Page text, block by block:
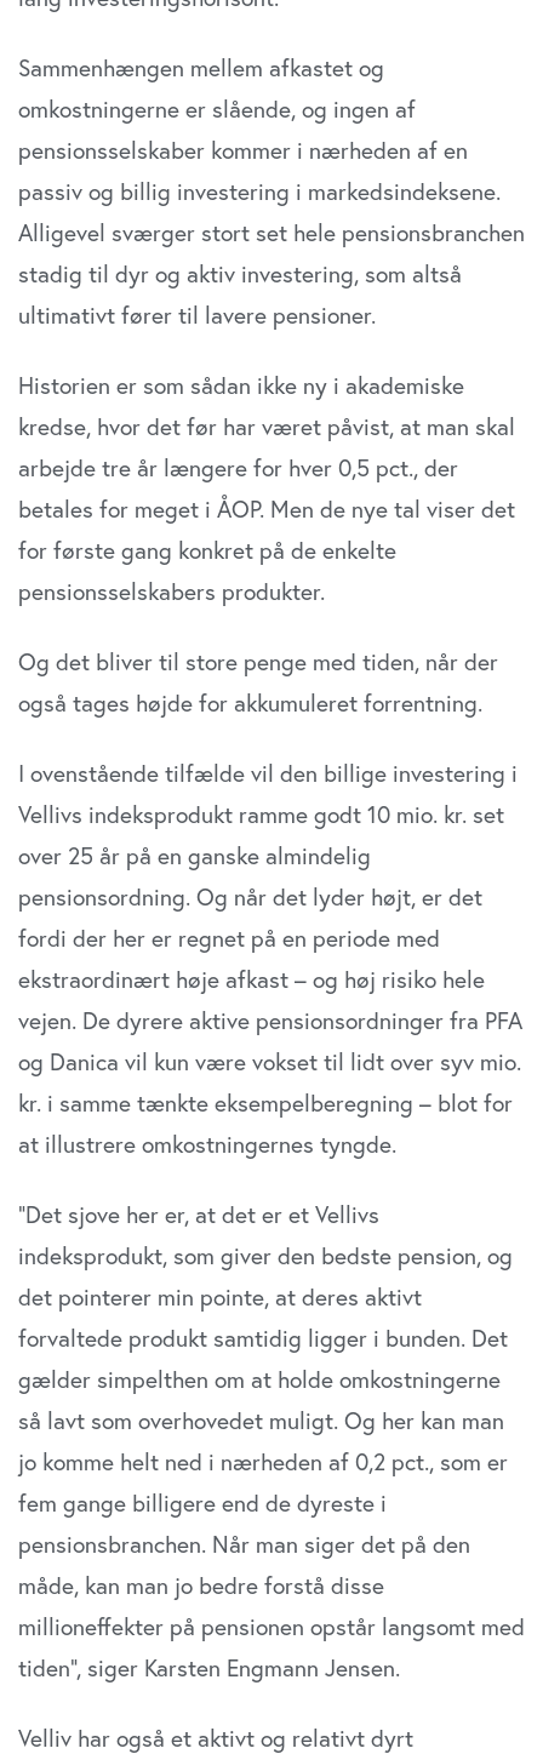
Sammenhængen mellem afkastet og
omkostningerne er slående, og ingen af
pensionsselskaber kommer i nærheden af en
passiv og billig investering i markedsindeksene.
Alligevel sværger stort set hele pensionsbranchen
stadig til dyr og aktiv investering, som altså
ultimativt fører til lavere pensioner.
Historien er som sådan ikke ny i akademiske
kredse, hvor det før har været påvist, at man skal
arbejde tre år længere for hver 0,5 pct., der
betales for meget i ÅOP. Men de nye tal viser det
for første gang konkret på de enkelte
pensionsselskabers produkter.
Og det bliver til store penge med tiden, når der
også tages højde for akkumuleret forrentning.
I ovenstående tilfælde vil den billige investering i
Vellivs indeksprodukt ramme godt 10 mio. kr. set
over 25 år på en ganske almindelig
pensionsordning. Og når det lyder højt, er det
fordi der her er regnet på en periode med
ekstraordinært høje afkast – og høj risiko hele
vejen. De dyrere aktive pensionsordninger fra PFA
og Danica vil kun være vokset til lidt over syv mio.
kr. i samme tænkte eksempelberegning – blot for
at illustrere omkostningernes tyngde.
”Det sjove her er, at det er et Vellivs
indeksprodukt, som giver den bedste pension, og
det pointerer min pointe, at deres aktivt
forvaltede produkt samtidig ligger i bunden. Det
gælder simpelthen om at holde omkostningerne
så lavt som overhovedet muligt. Og her kan man
jo komme helt ned i nærheden af 0,2 pct., som er
fem gange billigere end de dyreste i
pensionsbranchen. Når man siger det på den
måde, kan man jo bedre forstå disse
millioneffekter på pensionen opstår langsomt med
tiden”, siger Karsten Engmann Jensen.
Velliv har også et aktivt og relativt dyrt